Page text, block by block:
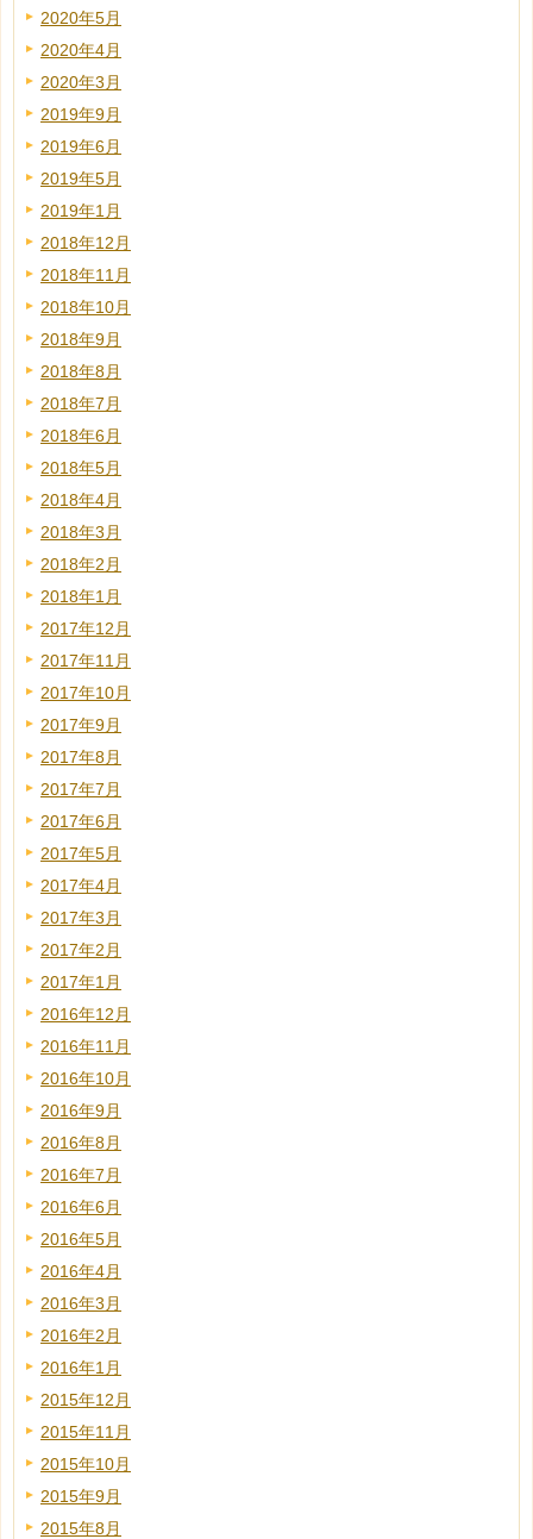
2020年5月
2020年4月
2020年3月
2019年9月
2019年6月
2019年5月
2019年1月
2018年12月
2018年11月
2018年10月
2018年9月
2018年8月
2018年7月
2018年6月
2018年5月
2018年4月
2018年3月
2018年2月
2018年1月
2017年12月
2017年11月
2017年10月
2017年9月
2017年8月
2017年7月
2017年6月
2017年5月
2017年4月
2017年3月
2017年2月
2017年1月
2016年12月
2016年11月
2016年10月
2016年9月
2016年8月
2016年7月
2016年6月
2016年5月
2016年4月
2016年3月
2016年2月
2016年1月
2015年12月
2015年11月
2015年10月
2015年9月
2015年8月